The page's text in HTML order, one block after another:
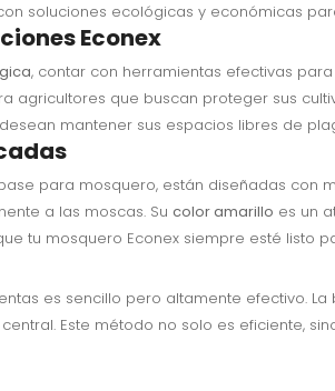
soluciones ecológicas y económicas
Econex
, contar con herramientas efectivas
agricultores que buscan proteger sus
mantener sus espacios libres de
para mosquero, están diseñadas con
a las moscas. Su color amarillo es un
tu mosquero Econex siempre esté listo
es sencillo pero altamente efectivo.
Este método no solo es eficiente,